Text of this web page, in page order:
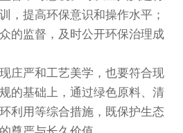
，提高环保意识和操作水平；
的监督，及时公开环保治理成
庄严和工艺美学，也要符合现
的基础上，通过绿色原料、清
利用等综合措施，既保护生态